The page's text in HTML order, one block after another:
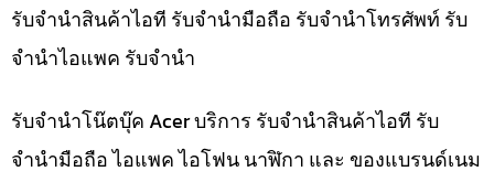
รับจำนำสินค้าไอที รับจำนำมือถือ รับจำนำโทรศัพท์ รับ
จำนำไอแพค รับจำนำ
รับจำนำโน๊ตบุ๊ค Acer บริการ รับจำนำสินค้าไอที รับ
จำนำมือถือ ไอแพค ไอโฟน นาฬิกา และ ของแบรนด์เนม